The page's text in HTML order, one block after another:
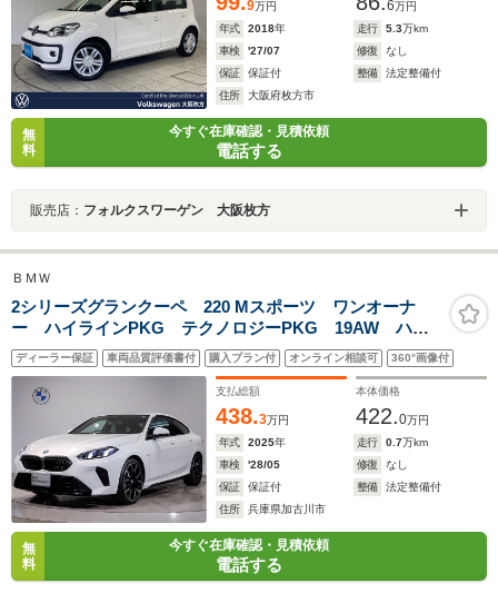
9万円 6万円
年式
2018年 走行 5.3万km
車検
'27/07 修復
なし
保証
保証付 整備
法定整備付
住所
大阪府枚方市
無
料
今すぐ在庫確認・見積依頼
電話する
販売店： フォルクスワーゲン 大阪枚方
ＢＭＷ
2シリーズグランクーペ 220 Mスポーツ ワンオーナ
ー ハイラインPKG テクノロジーPKG 19AW ハー
マンカードン ヴィガンザブラック ヘッドアップディ
スプレイ アクティブクルーズC 全周囲カメラ シート
ヒーター アップルカープレイ
ディーラー保証 車両品質評価書付 購入プラン付 オンライン相談可 360°画像付
支払総額
438.3万円
本体価格
422.0万円
年式
2025年 走行 0.7万km
車検
'28/05 修復
なし
保証
保証付 整備
法定整備付
住所
兵庫県加古川市
無
料
今すぐ在庫確認・見積依頼
電話する